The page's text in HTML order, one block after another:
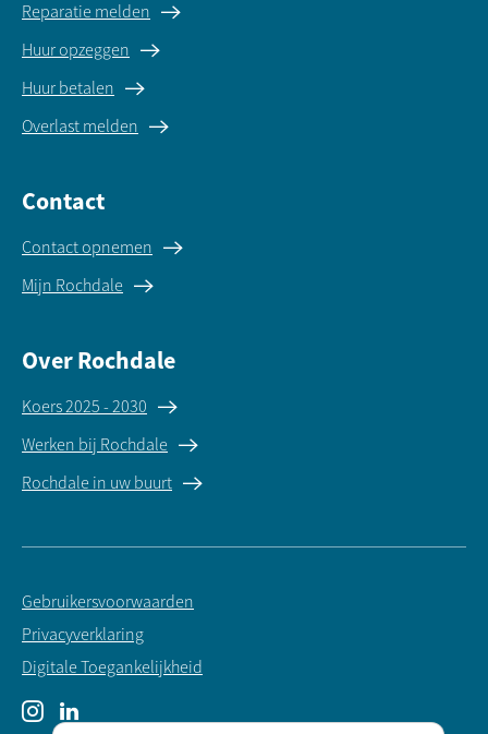
Reparatie melden
Huur opzeggen
Huur betalen
Overlast melden
Contact
Contact opnemen
Mijn Rochdale
Over Rochdale
Koers 2025 - 2030
Werken bij Rochdale
Rochdale in uw buurt
Gebruikersvoorwaarden
Privacyverklaring
Digitale Toegankelijkheid
InstagramLinkedIn